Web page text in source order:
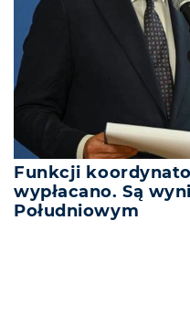
Funkcji
wypłacano. Są
Południowym